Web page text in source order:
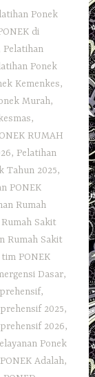
Ponek
di
Pelatihan
Ponek
Kemenkes,
Murah,
,
RUMAH
, Pelatihan
Tahun 2025,
PONEK
Rumah
Sakit
Rumah Sakit
PONEK
Dasar,
,
2025,
2026,
Ponek
PONEK Adalah,